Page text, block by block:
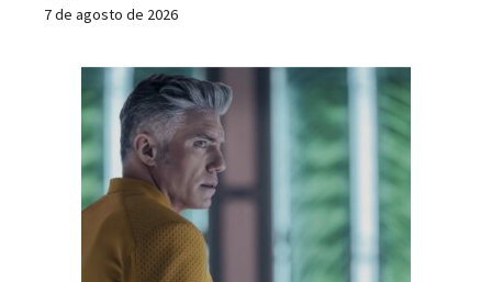
7 de agosto de 2026